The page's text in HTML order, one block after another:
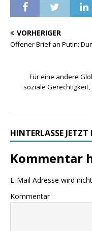
VORHERIGER
Offener Brief an Putin:
Für eine andere
soziale
HINTERLASSE
Kommentar
E-Mail Adresse wird
Kommentar